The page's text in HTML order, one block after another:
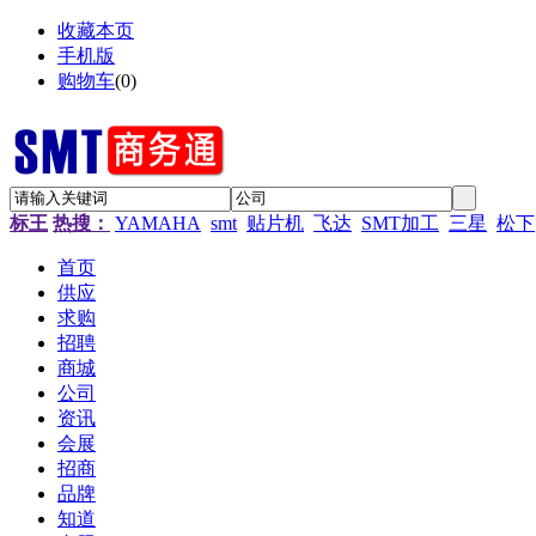
收藏本页
手机版
购物车(0)
标王 热搜： YAMAHA smt 贴片机 飞达 SMT加工 三星 松下
首页
供应
求购
招聘
商城
公司
资讯
会展
招商
品牌
知道